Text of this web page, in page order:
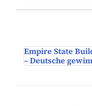
Empire State
– Deutsche